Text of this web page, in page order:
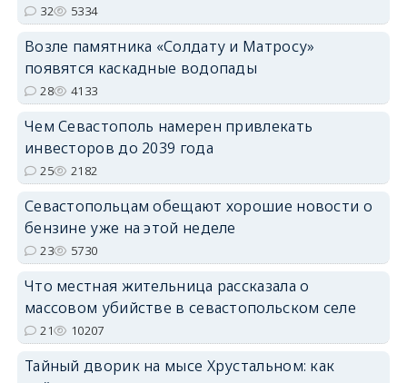
32 5334
Возле памятника «Солдату и Матросу»
появятся каскадные водопады
28 4133
Чем Севастополь намерен привлекать
инвесторов до 2039 года
25 2182
Севастопольцам обещают хорошие новости о
бензине уже на этой неделе
23 5730
Что местная жительница рассказала о
массовом убийстве в севастопольском селе
21 10207
Тайный дворик на мысе Хрустальном: как